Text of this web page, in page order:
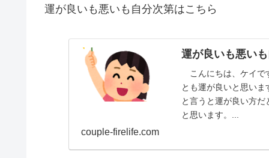
運が良いも悪いも自分次第はこちら
運が良いも悪い
こんにちは、ケイで
とも運が良いと思い
と言うと運が良い方
と思います。...
couple-firelife.com